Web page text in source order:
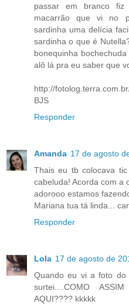
passar em branco
macarrão que vi no
sardinha uma delícia
sardinha o que é
bonequinha
alô lá pra eu saber que
http://
BJS
Responder
Amanda 17 de agosto
Thais eu tb colocava
cabeluda! Acorda com a
adorooo estamos
Mariana tua tá linda...
Responder
Lola 17 de agosto de
Quando eu vi a foto
surtei....COMO
AQUI???? kkkkk